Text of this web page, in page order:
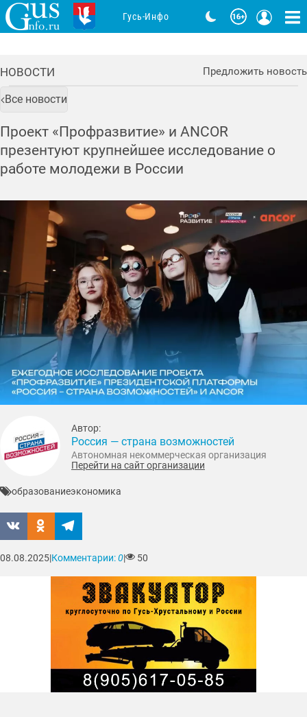
НОВОСТИ Предложить новость
Все новости
Проект «Профразвитие» и ANCOR
презентуют крупнейшее исследование о
работе молодежи в России
Автор:
Россия — страна возможностей
Автономная некоммерческая организация
Перейти на сайт организации
образованиеэкономика
08.08.2025|Комментарии:0| 50
Гусь-Инфо